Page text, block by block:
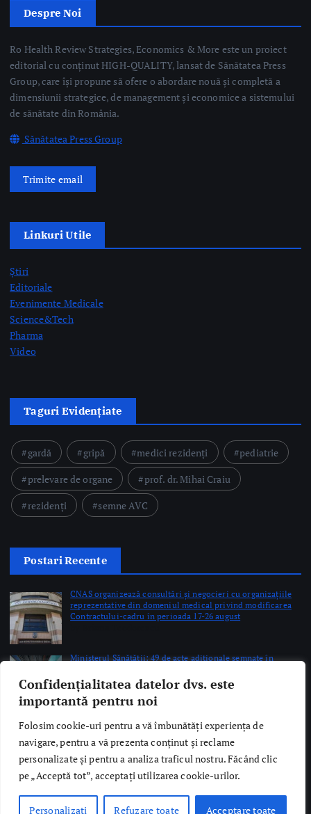
Confidențialitatea datelor dvs. este
importantă pentru noi
Folosim cookie-uri pentru a vă îmbunătăți experiența de
navigare, pentru a vă prezenta conținut și reclame
personalizate și pentru a analiza traficul nostru. Făcând clic
pe „Acceptă tot”, acceptați utilizarea cookie-urilor.
Personalizați Refuzare toate Acceptare toate
Trimite email
Linkuri Utile
Editoriale
Science&Tech
Pharma
gardă gripă
rezidenți
Postari Recente
CNAS organizează consultări și negocieri cu organizațiile
reprezentative din domeniul medical privind modificarea
Contractului-cadru în perioada 17-26 august
by Briana Teodorescu
Ministerul Sănătății: 49 de acte adiționale semnate în
această săptămână pentru continuarea investițiilor în
ANT: Trei prelevări de organe și țesuturi la Bistrița și
by Briana Teodorescu
Copyright © 2026 Ro Health Review | Powered bySănătatea Press
Group